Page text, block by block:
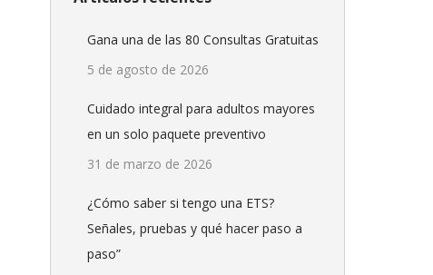
Gana una de las 80 Consultas Gratuitas
5 de agosto de 2026
Cuidado integral para adultos mayores
en un solo paquete preventivo
31 de marzo de 2026
¿Cómo saber si tengo una ETS?
Señales, pruebas y qué hacer paso a
paso”